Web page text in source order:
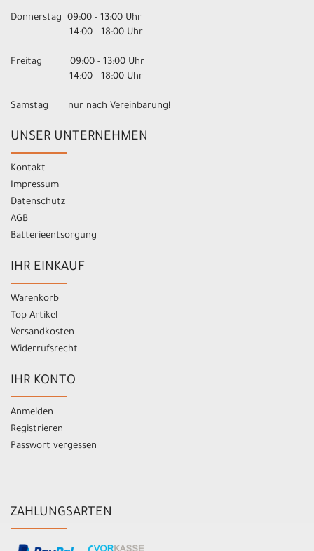
Donnerstag 09:00 - 13:00 Uhr
14:00 - 18:00 Uhr
Freitag 09:00 - 13:00 Uhr
14:00 - 18:00 Uhr
Samstag nur nach Vereinbarung!
UNSER UNTERNEHMEN
Kontakt
Impressum
Datenschutz
AGB
Batterieentsorgung
IHR EINKAUF
Warenkorb
Top Artikel
Versandkosten
Widerrufsrecht
IHR KONTO
Anmelden
Registrieren
Passwort vergessen
ZAHLUNGSARTEN